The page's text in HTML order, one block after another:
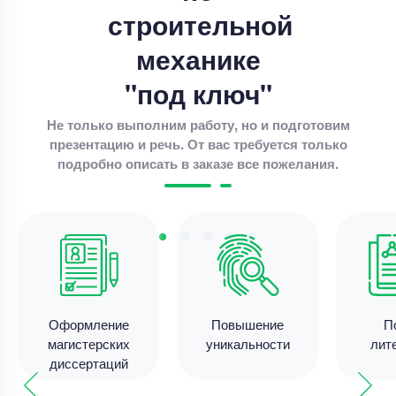
строительной
механике
"под ключ"
Не только выполним работу, но и подготовим
презентацию и речь. От вас требуется только
подробно описать в заказе все пожелания.
Оформление
магистерских
диссертаций
Повышение
уникальности
Срок выполнения
10 минут назад
Магистерская диссертация
Трансформация механизмов конкуренции и
барьеров входа на рынок товаров в условиях
Уникальность
Срок выполнения
Магистерская диссертация